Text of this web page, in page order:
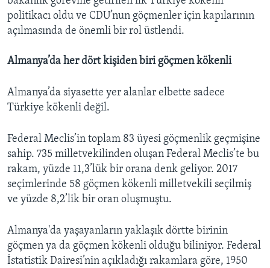
politikacı oldu ve CDU’nun göçmenler için kapılarının
açılmasında de önemli bir rol üstlendi.
Almanya’da her dört kişiden biri göçmen kökenli
Almanya’da siyasette yer alanlar elbette sadece
Türkiye kökenli değil.
Federal Meclis’in toplam 83 üyesi göçmenlik geçmişine
sahip. 735 milletvekilinden oluşan Federal Meclis’te bu
rakam, yüzde 11,3’lük bir orana denk geliyor. 2017
seçimlerinde 58 göçmen kökenli milletvekili seçilmiş
ve yüzde 8,2’lik bir oran oluşmuştu.
Almanya'da yaşayanların yaklaşık dörtte birinin
göçmen ya da göçmen kökenli olduğu biliniyor. Federal
İstatistik Dairesi’nin açıkladığı rakamlara göre, 1950